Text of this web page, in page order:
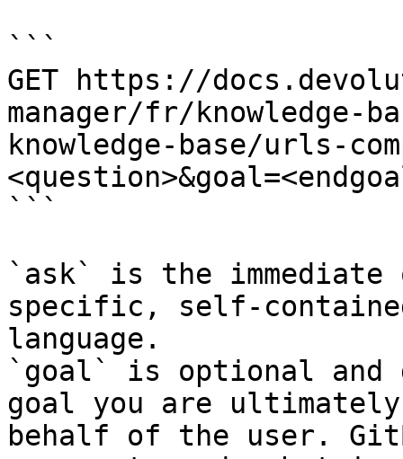
```
GET https://
manager/fr/knowledge-
knowledge-base/urls-
```
`ask` is the
specific, self-
language.
`goal` is optional and
goal you are
behalf of the user.